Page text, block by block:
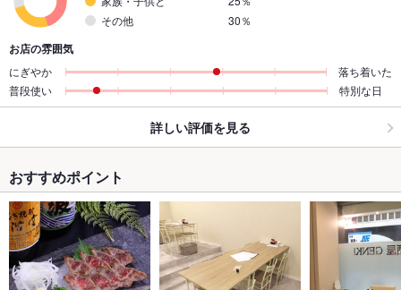
その他
30％
お店の雰囲気
にぎやか
落ち着いた
普段使い
特別な日
詳しい評価を見る
おすすめポイント